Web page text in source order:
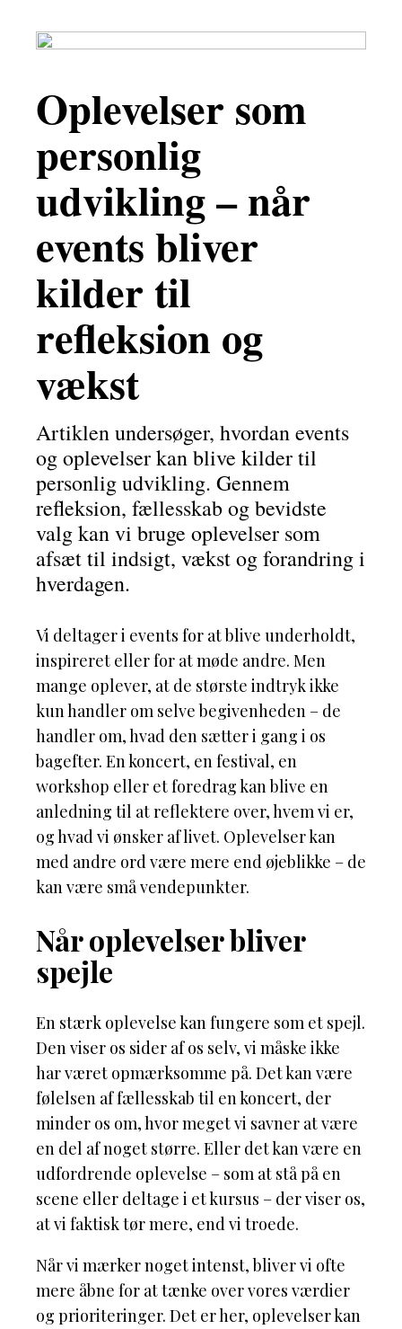
Oplevelser som
personlig
udvikling – når
events bliver
kilder til
refleksion og
vækst
Artiklen undersøger, hvordan events
og oplevelser kan blive kilder til
personlig udvikling. Gennem
refleksion, fællesskab og bevidste
valg kan vi bruge oplevelser som
afsæt til indsigt, vækst og forandring i
hverdagen.
Vi deltager i events for at blive underholdt,
inspireret eller for at møde andre. Men
mange oplever, at de største indtryk ikke
kun handler om selve begivenheden – de
handler om, hvad den sætter i gang i os
bagefter. En koncert, en festival, en
workshop eller et foredrag kan blive en
anledning til at reflektere over, hvem vi er,
og hvad vi ønsker af livet. Oplevelser kan
med andre ord være mere end øjeblikke – de
kan være små vendepunkter.
Når oplevelser bliver
spejle
En stærk oplevelse kan fungere som et spejl.
Den viser os sider af os selv, vi måske ikke
har været opmærksomme på. Det kan være
følelsen af fællesskab til en koncert, der
minder os om, hvor meget vi savner at være
en del af noget større. Eller det kan være en
udfordrende oplevelse – som at stå på en
scene eller deltage i et kursus – der viser os,
at vi faktisk tør mere, end vi troede.
Når vi mærker noget intenst, bliver vi ofte
mere åbne for at tænke over vores værdier
og prioriteringer. Det er her, oplevelser kan